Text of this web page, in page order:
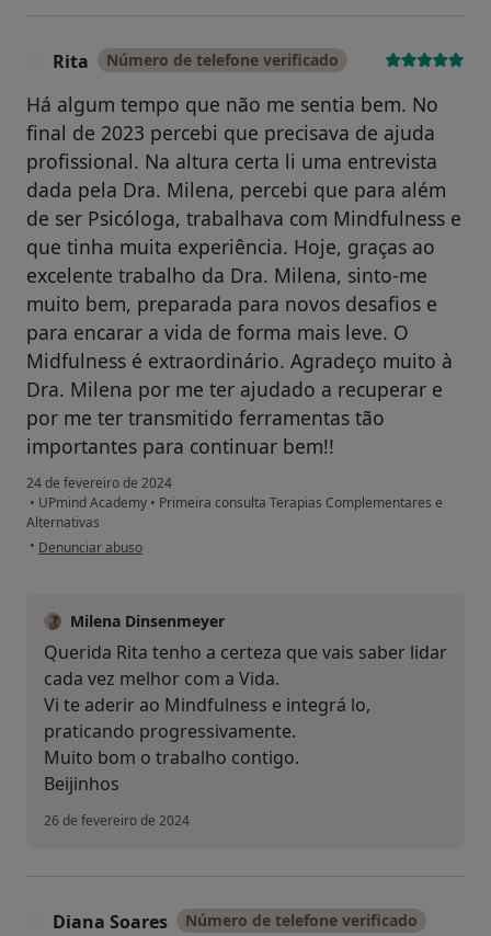
Rita Número de telefone verificado
Há algum tempo que não me sentia bem. No
final de 2023 percebi que precisava de ajuda
profissional. Na altura certa li uma entrevista
dada pela Dra. Milena, percebi que para além
de ser Psicóloga, trabalhava com Mindfulness e
que tinha muita experiência. Hoje, graças ao
excelente trabalho da Dra. Milena, sinto-me
muito bem, preparada para novos desafios e
para encarar a vida de forma mais leve. O
Midfulness é extraordinário. Agradeço muito à
Dra. Milena por me ter ajudado a recuperar e
por me ter transmitido ferramentas tão
importantes para continuar bem!!
24 de fevereiro de 2024
• UPmind Academy • Primeira consulta Terapias Complementares e
Alternativas
• na opinião do utilizador Rita
Denunciar abuso
Milena Dinsenmeyer
Querida Rita tenho a certeza que vais saber lidar
cada vez melhor com a Vida.
Vi te aderir ao Mindfulness e integrá lo,
praticando progressivamente.
Muito bom o trabalho contigo.
Beijinhos
26 de fevereiro de 2024
Diana Soares Número de telefone verificado